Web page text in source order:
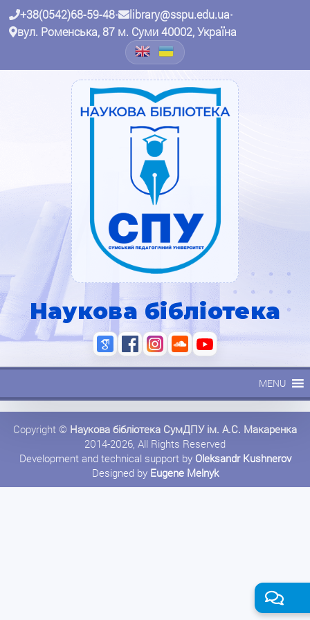
+38(0542)68-59-48• library@sspu.edu.ua•
вул. Роменська, 87 м. Суми 40002, Україна
Наукова бібліотека
MENU
Copyright © Наукова бібліотека СумДПУ ім. А.С. Макаренка
2014-2026, All Rights Reserved
Development and technical support by Oleksandr Kushnerov
Designed by Eugene Melnyk